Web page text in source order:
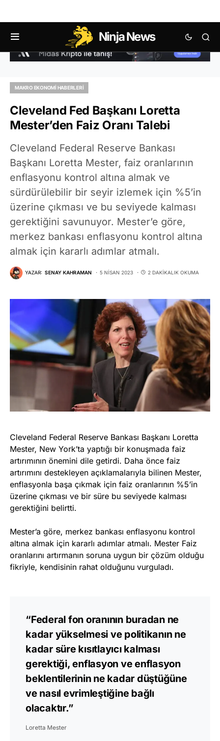
Ninja News
MAKRO EKONOMI HABERLERI
Cleveland Fed Başkanı Loretta
Mester’den Faiz Oranı Talebi
Cleveland Federal Reserve Bankası
Başkanı Loretta Mester, faiz oranlarının
enflasyonu kontrol altına almak ve
sürdürülebilir bir seyir izlemek için %5’in
üzerine çıkması ve bu seviyede kalması
gerektiğini savunuyor. Mester’e göre,
merkez bankası enflasyonu kontrol altına
almak için kararlı adımlar atmalı.
YAZAR: SENAY KAHRAMAN 5 NISAN 2023 2 DAKIKALIK OKUMA
Cleveland Federal Reserve Bankası Başkanı Loretta
Mester, New York’ta yaptığı bir konuşmada faiz
artırımının önemini dile getirdi. Daha önce faiz
artırımını destekleyen açıklamalarıyla bilinen Mester,
enflasyonla başa çıkmak için faiz oranlarının %5’in
üzerine çıkması ve bir süre bu seviyede kalması
gerektiğini belirtti.
Mester’a göre, merkez bankası enflasyonu kontrol
altına almak için kararlı adımlar atmalı. Mester Faiz
oranlarını artırmanın soruna uygun bir çözüm olduğu
fikriyle, kendisinin rahat olduğunu vurguladı.
“Federal fon oranının buradan ne
kadar yükselmesi ve politikanın ne
kadar süre kısıtlayıcı kalması
gerektiği, enflasyon ve enflasyon
beklentilerinin ne kadar düştüğüne
ve nasıl evrimleştiğine bağlı
olacaktır.”
Loretta Mester